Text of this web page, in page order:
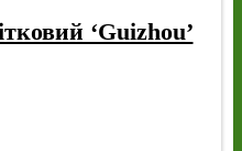
‘Guizhou’